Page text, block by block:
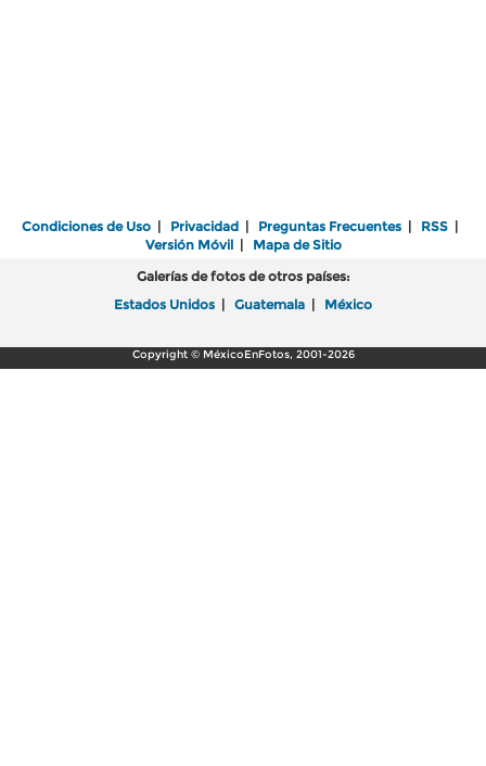
Condiciones de Uso | Privacidad | Preguntas Frecuentes | RSS |
Versión Móvil| Mapa de Sitio
Galerías de fotos de otros países:
Estados Unidos | Guatemala | México
Copyright © MéxicoEnFotos, 2001-2026